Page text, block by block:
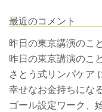
最近のコメント
昨日の東京講演のこ
昨日の東京講演のこ
さとう式リンパケア
幸せなお金持ちにな
ゴール設定ワーク、